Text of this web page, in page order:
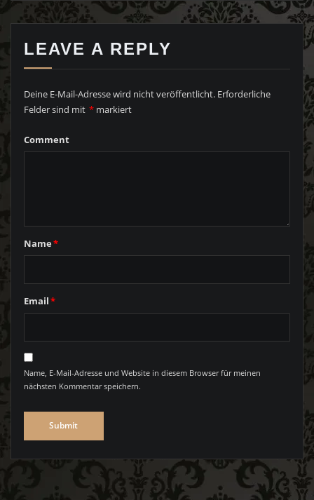
LEAVE A REPLY
Deine E-Mail-Adresse wird nicht veröffentlicht. Erforderliche
Felder sind mit * markiert
Comment
Name*
Email*
Name, E-Mail-Adresse und Website in diesem Browser für meinen
nächsten Kommentar speichern.